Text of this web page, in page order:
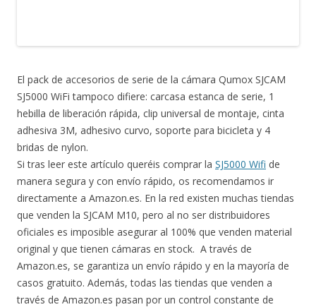
El pack de accesorios de serie de la cámara Qumox SJCAM
SJ5000 WiFi tampoco difiere: carcasa estanca de serie, 1
hebilla de liberación rápida, clip universal de montaje, cinta
adhesiva 3M, adhesivo curvo, soporte para bicicleta y 4
bridas de nylon.
Si tras leer este artículo queréis comprar la SJ5000 Wifi de
manera segura y con envío rápido, os recomendamos ir
directamente a Amazon.es. En la red existen muchas tiendas
que venden la SJCAM M10, pero al no ser distribuidores
oficiales es imposible asegurar al 100% que venden material
original y que tienen cámaras en stock. A través de
Amazon.es, se garantiza un envío rápido y en la mayoría de
casos gratuito. Además, todas las tiendas que venden a
través de Amazon.es pasan por un control constante de